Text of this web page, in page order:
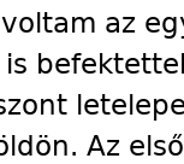
az
Az